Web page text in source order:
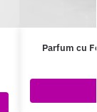
Parfum cu